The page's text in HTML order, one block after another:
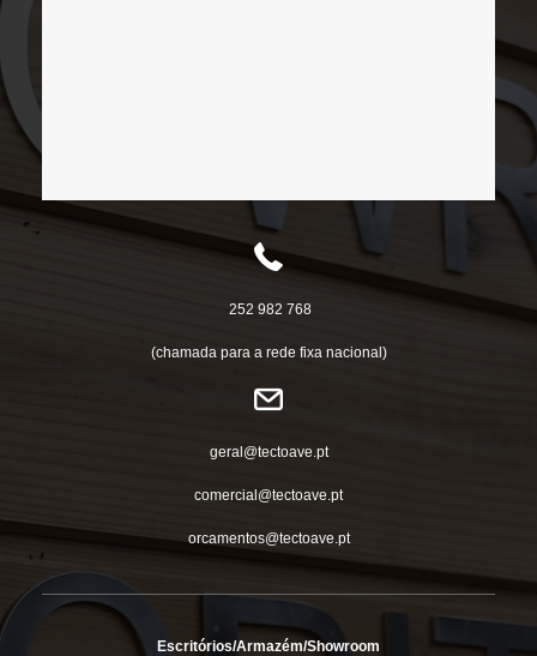
252 982 768
(chamada para a rede fixa nacional)
geral@tectoave.pt
comercial@tectoave.pt
orcamentos@tectoave.pt
Escritórios/Armazém/Showroom